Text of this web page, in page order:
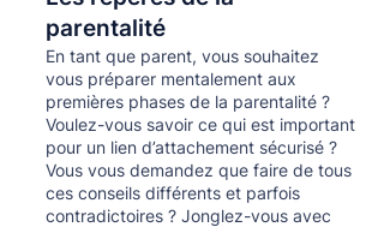
parentalité
En tant que parent, vous souhaitez
vous préparer mentalement aux
premières phases de la parentalité ?
Voulez-vous savoir ce qui est important
pour un lien d’attachement sécurisé ?
Vous vous demandez que faire de tous
ces conseils différents et parfois
contradictoires ? Jonglez-vous avec
Кнопка